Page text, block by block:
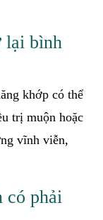
lại bình
khớp có thể
trị muộn hoặc
vĩnh viễn,
có phải